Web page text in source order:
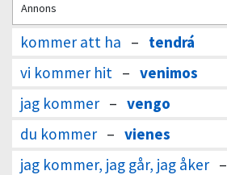
Annons
kommer att ha – tendrá
vi kommer hit – venimos
jag kommer – vengo
du kommer – vienes
jag kommer, jag går, jag åker –